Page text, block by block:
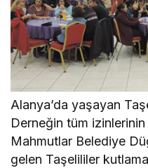
Alanya’da yaşayan
Derneğin tüm izinlerinin
Mahmutlar Belediye
gelen Taşelililer